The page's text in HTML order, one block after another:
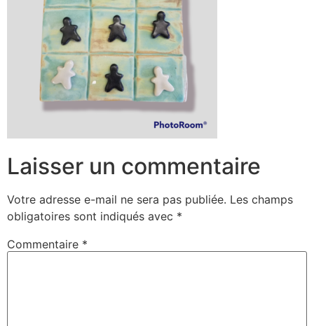
Laisser un commentaire
Votre adresse e-mail ne sera pas publiée. Les champs
obligatoires sont indiqués avec *
Commentaire *